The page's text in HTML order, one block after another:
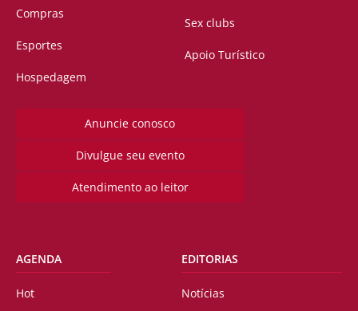
Compras
Esportes
Hospedagem
Sex clubs
Apoio Turístico
Anuncie conosco
Divulgue seu evento
Atendimento ao leitor
AGENDA
Hot
EDITORIAS
Notícias